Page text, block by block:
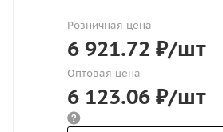
Розничная цена
6 921.72 ₽/шт
Оптовая цена
6 123.06 ₽/шт